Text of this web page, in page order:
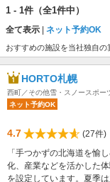
1 - 1件 （全1件中）
全て表示 ネット予約OK
おすすめの施設を当社独自の
HORTO札幌
西町／その他雪・スノースポー
ネット予約OK
4.7
(27件)
「手つかずの北海道を愉
化、産業などを活かした
を設定しています。夏季は